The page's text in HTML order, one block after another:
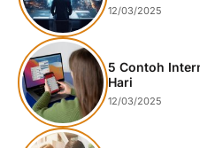
12/03/2025
5 Contoh
Hari
12/03/2025